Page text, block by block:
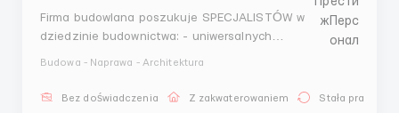
Firma budowlana poszukuje SPECJALISTÓW w
dziedzinie budownictwa: - uniwersalnych
doświadczeniem; - pracowników pomocniczych. Grupy
Budowa - Naprawa - Architektura
Bez doświadczenia Z zakwaterowaniem Stała praca